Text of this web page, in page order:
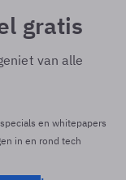
gratis
van alle
en whitepapers
in en rond tech